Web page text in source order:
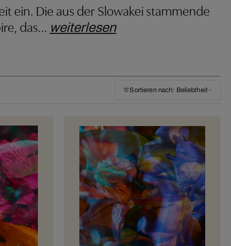
ein. Die aus der Slowakei stammende
das… weiterlesen
Sortieren nach: Beliebtheit